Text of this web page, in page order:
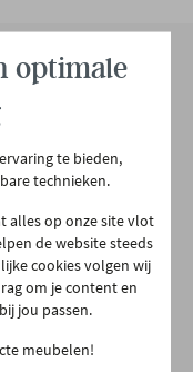
Design
151
18:30
18:30
18:30
optimale
te bieden,
technieken.
alles op onze site vlot
de website steeds
cookies volgen wij
om je content en
jou passen.
meubelen!